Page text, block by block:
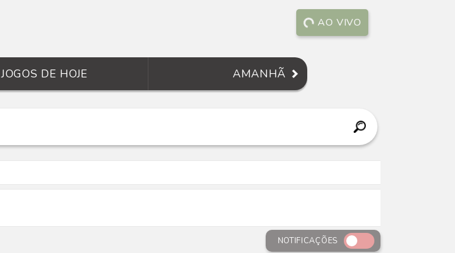
AO VIVO
JOGOS DE HOJE AMANHÃ
NOTIFICAÇÕES